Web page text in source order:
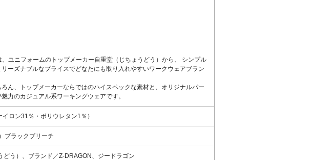
、ユニフォームのトップメーカー自重堂（じちょうどう）から、 シンプル
ーズナブルなプライスでどなたにも取り入れやすいワークウェアブラン
ん、トップメーカーならではのハイスペックな素材と、オリジナルパー
力のカジュアル系ワーキングウェアです。
ロン31％・ポリウレタン1％）
ブラックブリーチ
う）、ブランド／Z-DRAGON、ジードラゴン